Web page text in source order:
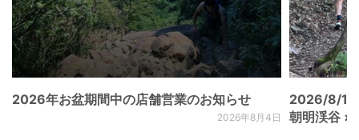
2026年お盆期間中の店舗営業のお知らせ
2026年8月4日
2026/8/
朝明渓谷 ×